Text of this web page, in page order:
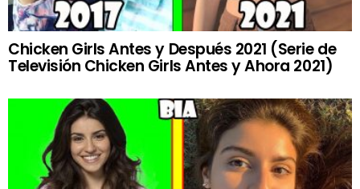
Chicken Girls Antes y Después 2021 (Serie de
Televisión Chicken Girls Antes y Ahora 2021)